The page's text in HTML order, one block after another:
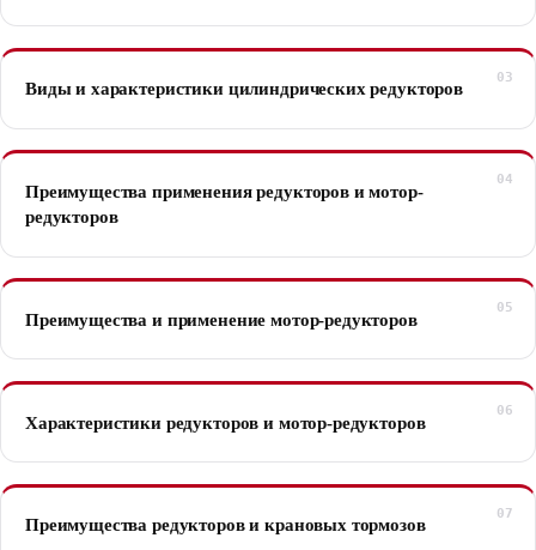
Виды и характеристики цилиндрических редукторов
Преимущества применения редукторов и мотор-
редукторов
Преимущества и применение мотор-редукторов
Характеристики редукторов и мотор-редукторов
Преимущества редукторов и крановых тормозов